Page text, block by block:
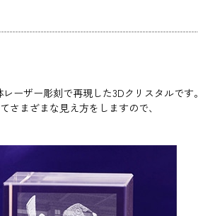
ーザー彫刻で再現した3Dクリスタルです。
まざまな見え方をしますので、